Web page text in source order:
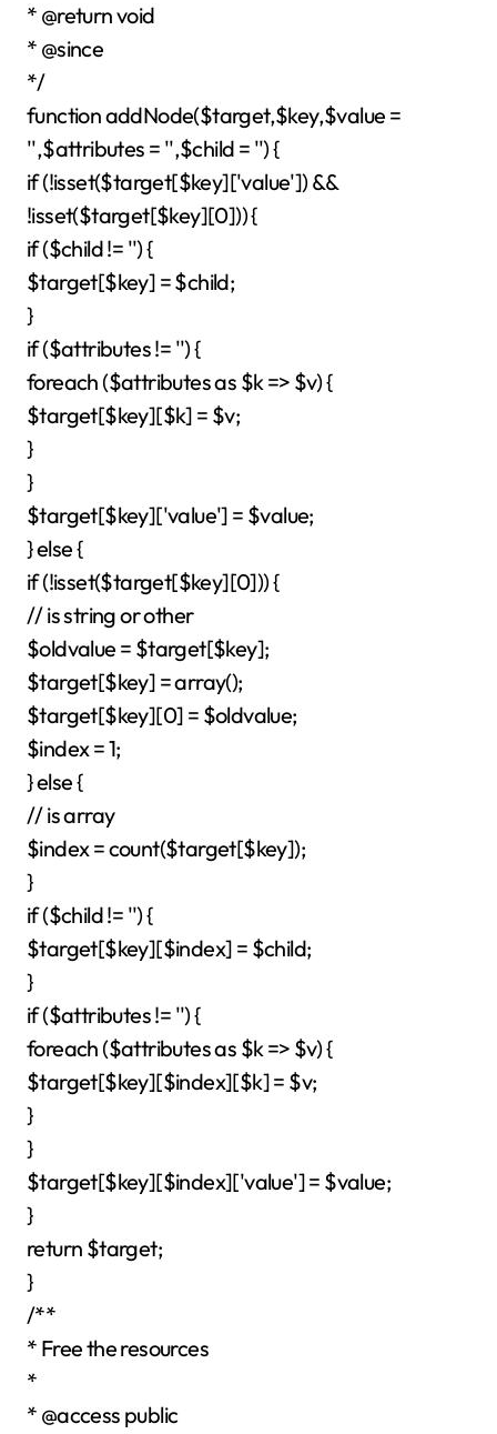
* @return void
* @since
*/
function addNode($target,$key,$value =
'',$attributes = '',$child = '') {
if (!isset($target[$key]['value']) &&
!isset($target[$key][0])) {
if ($child != '') {
$target[$key] = $child;
}
if ($attributes != '') {
foreach ($attributes as $k => $v) {
$target[$key][$k] = $v;
}
}
$target[$key]['value'] = $value;
} else {
if (!isset($target[$key][0])) {
// is string or other
$oldvalue = $target[$key];
$target[$key] = array();
$target[$key][0] = $oldvalue;
$index = 1;
} else {
// is array
$index = count($target[$key]);
}
if ($child != '') {
$target[$key][$index] = $child;
}
if ($attributes != '') {
foreach ($attributes as $k => $v) {
$target[$key][$index][$k] = $v;
}
}
$target[$key][$index]['value'] = $value;
}
return $target;
}
/**
* Free the resources
*
* @access public